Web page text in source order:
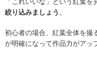
「これいいな」という紅葉
絞り込みましょう 。
初心者の場合、紅葉全体を撮
が明確になって作品力がアッ